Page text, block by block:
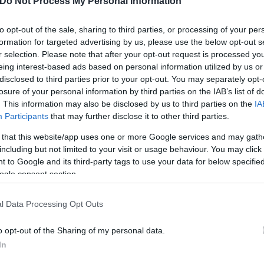
opt-out of the sale, sharing to third parties, or processing of your
for targeted advertising by us, please use the below opt-out
selection. Please note that after your opt-out request is processed
interest-based ads based on personal information utilized by us
to third parties prior to your opt-out. You may separately
of your personal information by third parties on the IAB’s list of
This information may also be disclosed by us to third parties on the
Participants that may further disclose it to other third parties.
that this website/app uses one or more Google services and may
but not limited to your visit or usage behaviour. You may
to Google and its third-party tags to use your data for below
consent section.
Data Processing Opt Outs
opt-out of the Sharing of my personal data.
δεν θα περιορίζονται μόνο στους
της Α’ και Β’Λυκείου. Η κίνηση αυτή μετατρέπει
συνεχή μηχανισμό υποστήριξης. Επιπλέον,
παιδιών της ομογένειας και των Τμημάτων
προσομοίωσης από τη